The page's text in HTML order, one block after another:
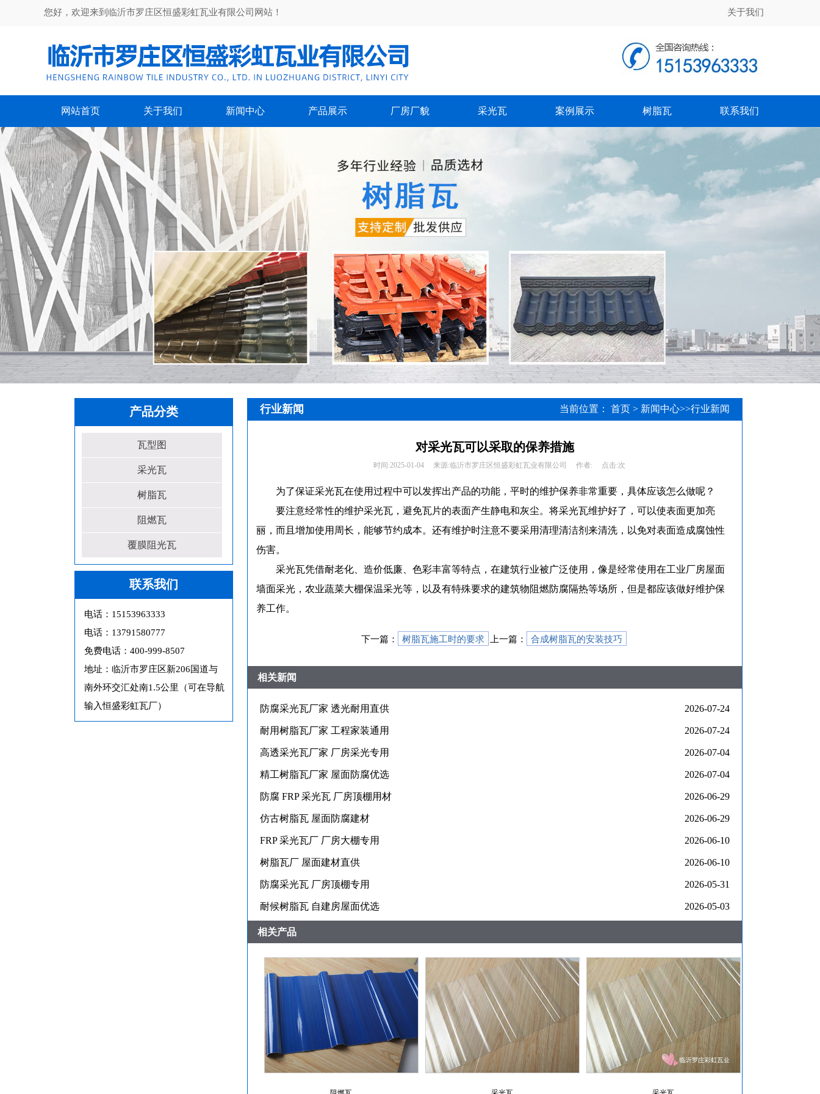
您好，欢迎来到临沂市罗庄区恒盛彩虹瓦业有限公司网站！ 关于我们
网站首页 关于我们 新闻中心 产品展示 厂房厂貌 采光瓦 案例展示 树脂瓦 联系我们
产品分类
瓦型图
采光瓦
树脂瓦
阻燃瓦
覆膜阻光瓦
联系我们
电话：15153963333
电话：13791580777
免费电话：400-999-8507
地址：临沂市罗庄区新206国道与
南外环交汇处南1.5公里（可在导航
输入恒盛彩虹瓦厂）
行业新闻 当前位置： 首页 > 新闻中心>>行业新闻
对采光瓦可以采取的保养措施
时间:2025-01-04 来源:临沂市罗庄区恒盛彩虹瓦业有限公司 作者: 点击:次
为了保证采光瓦在使用过程中可以发挥出产品的功能，平时的维护保养非常重要，具体应该怎么做呢？
要注意经常性的维护采光瓦，避免瓦片的表面产生静电和灰尘。将采光瓦维护好了，可以使表面更加亮
丽，而且增加使用周长，能够节约成本。还有维护时注意不要采用清理清洁剂来清洗，以免对表面造成腐蚀性
伤害。
采光瓦凭借耐老化、造价低廉、色彩丰富等特点，在建筑行业被广泛使用，像是经常使用在工业厂房屋面
墙面采光，农业蔬菜大棚保温采光等，以及有特殊要求的建筑物阻燃防腐隔热等场所，但是都应该做好维护保
养工作。
下一篇： 树脂瓦施工时的要求 上一篇： 合成树脂瓦的安装技巧
相关新闻
防腐采光瓦厂家 透光耐用直供 2026-07-24
耐用树脂瓦厂家 工程家装通用 2026-07-24
高透采光瓦厂家 厂房采光专用 2026-07-04
精工树脂瓦厂家 屋面防腐优选 2026-07-04
防腐 FRP 采光瓦 厂房顶棚用材 2026-06-29
仿古树脂瓦 屋面防腐建材 2026-06-29
FRP 采光瓦厂 厂房大棚专用 2026-06-10
树脂瓦厂 屋面建材直供 2026-06-10
防腐采光瓦 厂房顶棚专用 2026-05-31
耐候树脂瓦 自建房屋面优选 2026-05-03
相关产品